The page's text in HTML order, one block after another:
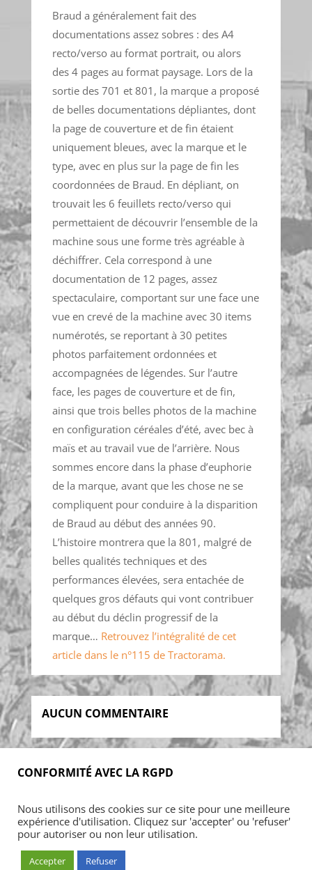
Braud a généralement fait des
documentations assez sobres : des A4
recto/verso au format portrait, ou alors
des 4 pages au format paysage. Lors de la
sortie des 701 et 801, la marque a proposé
de belles documentations dépliantes, dont
la page de couverture et de fin étaient
uniquement bleues, avec la marque et le
type, avec en plus sur la page de fin les
coordonnées de Braud. En dépliant, on
trouvait les 6 feuillets recto/verso qui
permettaient de découvrir l’ensemble de la
machine sous une forme très agréable à
déchiffrer. Cela correspond à une
documentation de 12 pages, assez
spectaculaire, comportant sur une face une
vue en crevé de la machine avec 30 items
numérotés, se reportant à 30 petites
photos parfaitement ordonnées et
accompagnées de légendes. Sur l’autre
face, les pages de couverture et de fin,
ainsi que trois belles photos de la machine
en configuration céréales d’été, avec bec à
maïs et au travail vue de l’arrière. Nous
sommes encore dans la phase d’euphorie
de la marque, avant que les chose ne se
compliquent pour conduire à la disparition
de Braud au début des années 90.
L’histoire montrera que la 801, malgré de
belles qualités techniques et des
performances élevées, sera entachée de
quelques gros défauts qui vont contribuer
au début du déclin progressif de la
marque… Retrouvez l’intégralité de cet
article dans le n°115 de Tractorama.
AUCUN COMMENTAIRE
Foires & manifestations
Petites annonces
Contact
Mon Compte
CONFORMITÉ AVEC LA RGPD
Nous utilisons des cookies sur ce site pour une meilleure
expérience d'utilisation. Cliquez sur 'accepter' ou 'refuser'
pour autoriser ou non leur utilisation.
Accepter Refuser